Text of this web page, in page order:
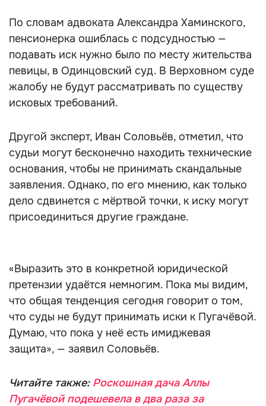
По словам адвоката Александра Хаминского,
пенсионерка ошиблась с подсудностью —
подавать иск нужно было по месту жительства
певицы, в Одинцовский суд. В Верховном суде
жалобу не будут рассматривать по существу
исковых требований.
Другой эксперт, Иван Соловьёв, отметил, что
судьи могут бесконечно находить технические
основания, чтобы не принимать скандальные
заявления. Однако, по его мнению, как только
дело сдвинется с мёртвой точки, к иску могут
присоединиться другие граждане.
«Выразить это в конкретной юридической
претензии удаётся немногим. Пока мы видим,
что общая тенденция сегодня говорит о том,
что суды не будут принимать иски к Пугачёвой.
Думаю, что пока у неё есть имиджевая
защита», — заявил Соловьёв.
Читайте также: Роскошная дача Аллы
Пугачёвой подешевела в два раза за